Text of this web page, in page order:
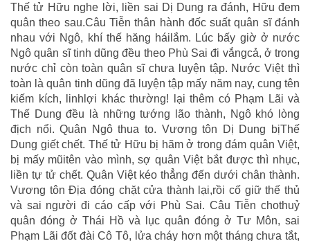
Thế tử Hữu nghe lời, liền sai Dị Dung ra đánh, Hữu đem
quân theo sau.Câu Tiễn thân hành đốc suất quân sĩ đánh
nhau với Ngô, khí thế hăng háilắm. Lúc bấy giờ ở nước
Ngô quân sĩ tinh dũng đều theo Phù Sai đi vắngcả, ở trong
nước chỉ còn toàn quân sĩ chưa luyện tập. Nước Việt thì
toàn là quân tinh dũng đã luyện tập mấy năm nay, cung tên
kiếm kích, linhlợi khác thường! lại thêm có Phạm Lãi và
Thế Dung đều là những tướng lão thành, Ngô khó lòng
địch nổi. Quân Ngô thua to. Vương tôn Dị Dung bịThế
Dung giết chết. Thế tử Hữu bị hãm ở trong đám quân Việt,
bị mấy mũitên vào mình, sợ quân Việt bắt được thì nhục,
liền tự tử chết. Quân Việt kéo thẳng đến dưới chân thành.
Vương tôn Địa đóng chặt cửa thành lại,rồi cố giữ thế thủ
và sai người đi cáo cấp với Phù Sai. Câu Tiễn chothuỷ
quân đóng ở Thái Hồ và lục quân đóng ở Tư Môn, sai
Phạm Lãi đốt đài Cô Tô, lửa cháy hơn một tháng chưa tắt,